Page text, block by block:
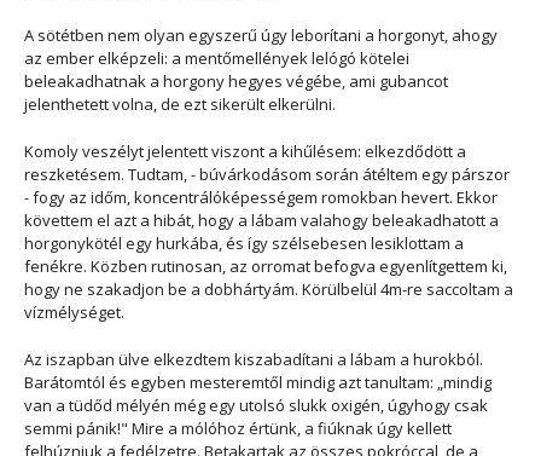
A sötétben nem olyan egyszerű úgy leborítani a horgonyt, ahogy
az ember elképzeli: a mentőmellények lelógó kötelei
beleakadhatnak a horgony hegyes végébe, ami gubancot
jelenthetett volna, de ezt sikerült elkerülni.
Komoly veszélyt jelentett viszont a kihűlésem: elkezdődött a
reszketésem. Tudtam, - búvárkodásom során átéltem egy párszor
- fogy az időm, koncentrálóképességem romokban hevert. Ekkor
követtem el azt a hibát, hogy a lábam valahogy beleakadhatott a
horgonykötél egy hurkába, és így szélsebesen lesiklottam a
fenékre. Közben rutinosan, az orromat befogva egyenlítgettem ki,
hogy ne szakadjon be a dobhártyám. Körülbelül 4m-re saccoltam a
vízmélységet.
Az iszapban ülve elkezdtem kiszabadítani a lábam a hurokból.
Barátomtól és egyben mesteremtől mindig azt tanultam: „mindig
van a tüdőd mélyén még egy utolsó slukk oxigén, úgyhogy csak
semmi pánik!" Mire a mólóhoz értünk, a fiúknak úgy kellett
felhúzniuk a fedélzetre. Betakartak az összes pokróccal, de a